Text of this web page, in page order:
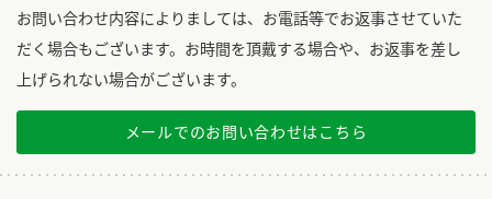
お問い合わせ内容によりましては、お電話等でお返事させていた
だく場合もございます。お時間を頂戴する場合や、お返事を差し
上げられない場合がございます。
メールでのお問い合わせはこちら